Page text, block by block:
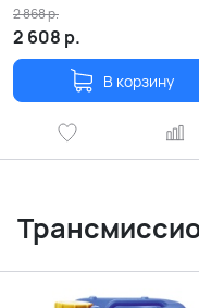
2 608 р.
2 868р.
В корзину